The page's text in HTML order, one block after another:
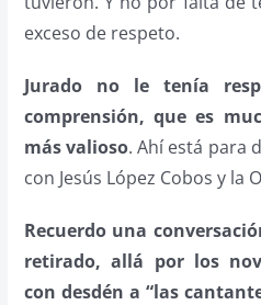
exceso de respeto.
Jurado no le tenía
comprensión, que es
más valioso. Ahí está para
con Jesús López Cobos y la
Recuerdo una
retirado, allá por los
con desdén a “las